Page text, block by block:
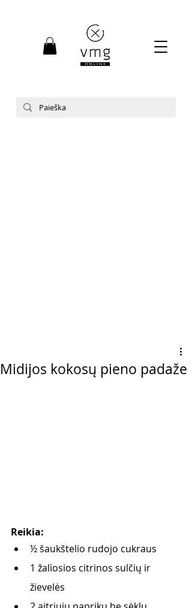
Midijos kokosų pieno padaže
Reikia:
½ šaukštelio rudojo cukraus
1 žaliosios citrinos sulčių ir
žievelės